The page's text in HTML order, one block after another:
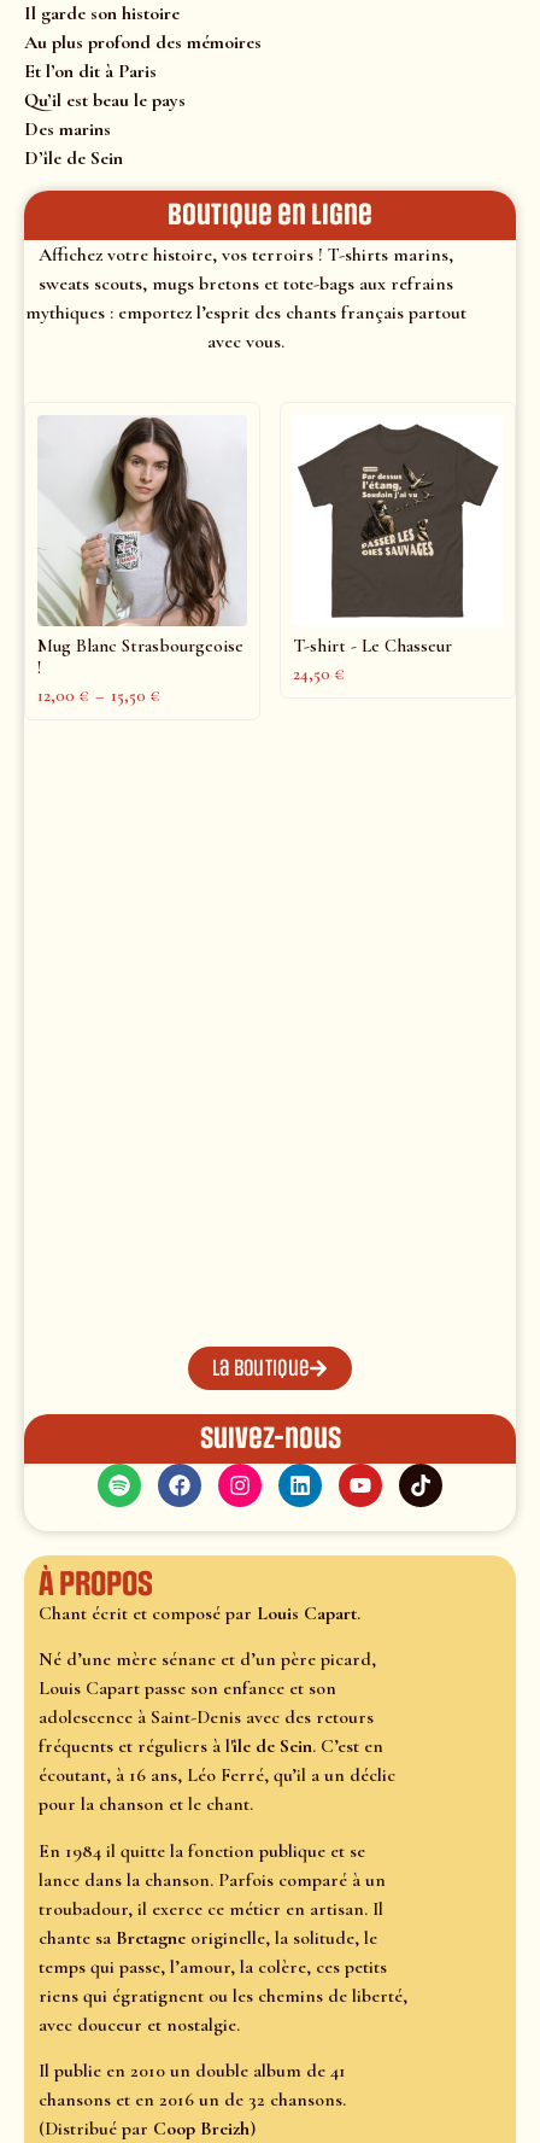
Il garde son histoire
Au plus profond des mémoires
Et l’on dit à Paris
Qu’il est beau le pays
Des marins
D’île de Sein
Boutique en ligne
Affichez votre histoire, vos terroirs ! T-shirts marins,
sweats scouts, mugs bretons et tote-bags aux refrains
mythiques : emportez l’esprit des chants français partout
avec vous.
Mug Blanc Strasbourgeoise
!
12,00 € – 15,50 €
T-shirt - Le Chasseur
24,50 €
La boutique
Suivez-nous
À propos
Chant écrit et composé par Louis Capart.
Né d’une mère sénane et d’un père picard,
Louis Capart passe son enfance et son
adolescence à Saint-Denis avec des retours
fréquents et réguliers à l'île de Sein. C’est en
écoutant, à 16 ans, Léo Ferré, qu’il a un déclic
pour la chanson et le chant.
En 1984 il quitte la fonction publique et se
lance dans la chanson. Parfois comparé à un
troubadour, il exerce ce métier en artisan. Il
chante sa Bretagne originelle, la solitude, le
temps qui passe, l’amour, la colère, ces petits
riens qui égratignent ou les chemins de liberté,
avec douceur et nostalgie.
Il publie en 2010 un double album de 41
chansons et en 2016 un de 32 chansons.
(Distribué par Coop Breizh)